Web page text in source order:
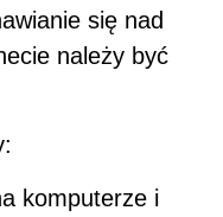
się nad
należy być
komputerze i